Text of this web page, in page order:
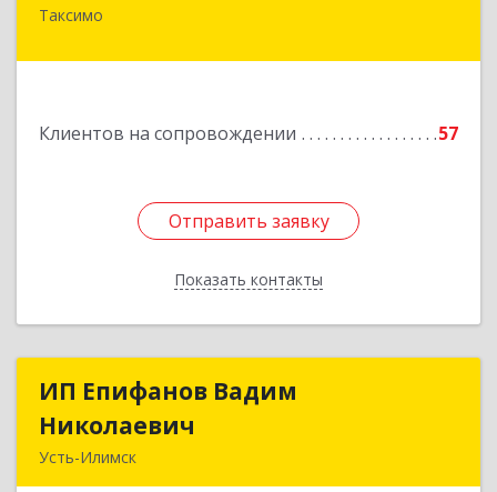
Таксимо
Клиентов на сопровождении 57
Отправить заявку
Показать контакты
671560, Республика Бурятия, Муйский р-н, пгт.
Отправить заявку
Назад
ИП Епифанов Вадим
Николаевич
Усть-Илимск
ИП Епифанов Вадим